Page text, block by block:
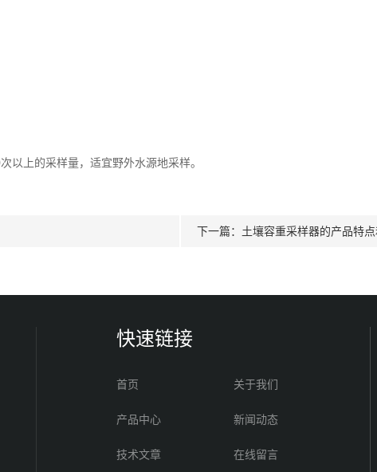
上的采样量，适宜野外水源地采样。
下一篇： 土壤容重采样器的产品特
快速链接
首页 关于我们
产品中心 新闻动态
技术文章 在线留言